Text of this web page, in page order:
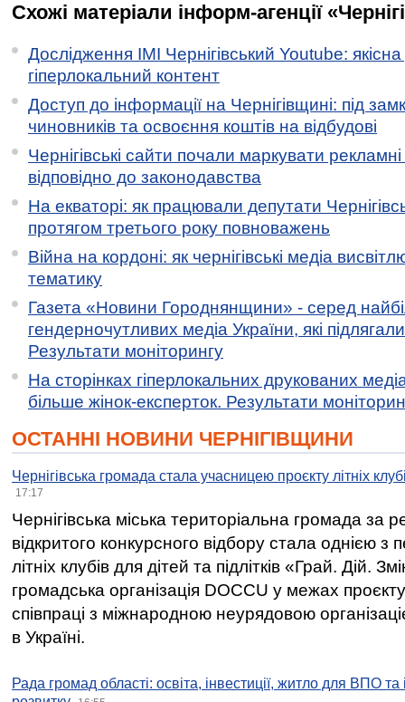
Схожі матеріали інформ-агенції
Дослідження ІМІ Чернігівський Youtube:
гіперлокальний контент
Доступ до інформації на Чернігівщині: під
чиновників та освоєння коштів на відбудові
Чернігівські сайти почали маркувати
відповідно до законодавства
На екваторі: як працювали депутати
протягом третього року повноважень
Війна на кордоні: як чернігівські медіа
тематику
Газета «Новини Городнянщини» - серед
гендерночутливих медіа України, які
Результати моніторингу
На сторінках гіперлокальних друкованих
більше жінок-експерток. Результати
ОСТАННІ НОВИНИ ЧЕРНІГІВЩИНИ
Чернігівська громада стала учасницею проєкту літніх
17:17
Чернігівська міська територіальна громада за
відкритого конкурсного відбору стала однією
літніх клубів для дітей та підлітків «Грай. Дій.
громадська організація DOCCU у межах
співпраці з міжнародною неурядовою
в Україні.
Рада громад області: освіта, інвестиції, житло для ВПО